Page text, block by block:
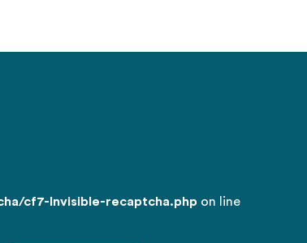
cf7-Invisible-recaptcha.php on line